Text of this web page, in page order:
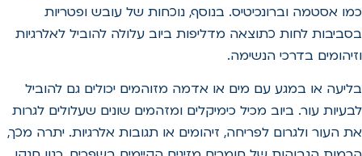
כמו אסטמה וברונכיטיס. בנוסף, נוכחות של עובש ופטריות
בסביבות לחות כתוצאה מדליפות ביוב עלולה להוביל לאלרגיות
וזיהומים בדרכי הנשימה.
בליעה או במגע עם מים או אדמה מזוהמים יכולים גם להוביל
לבעיות עור. ביוב מכיל כימיקלים ומזהמים שונים שעלולים לגרות
את העור ולגרום לפריחה, זיהומים או תגובות אלרגיות. יתרה מכך,